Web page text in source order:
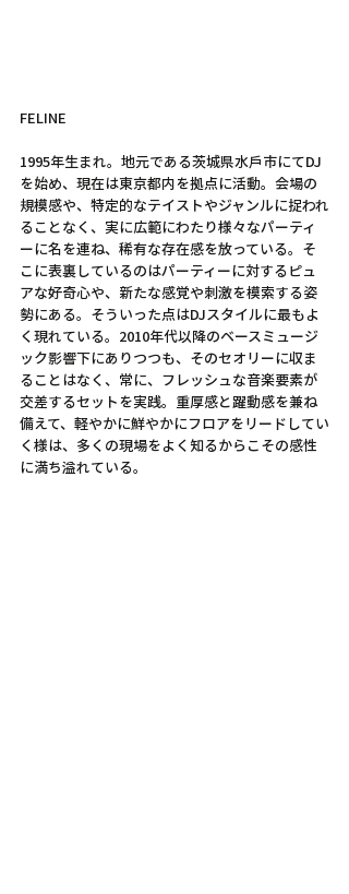
FELINE
1995年生まれ。地元である茨城県水戶市にてDJ
を始め、現在は東京都内を拠点に活動。会場の
規模感や、特定的なテイストやジャンルに捉われ
ることなく、実に広範にわたり様々なパーティ
ーに名を連ね、稀有な存在感を放っている。そ
こに表裏しているのはパーティーに対するピュ
アな好奇心や、新たな感覚や刺激を模索する姿
勢にある。そういった点はDJスタイルに最もよ
く現れている。2010年代以降のベースミュージ
ック影響下にありつつも、そのセオリーに収ま
ることはなく、常に、フレッシュな音楽要素が
交差するセットを実践。重厚感と躍動感を兼ね
備えて、軽やかに鮮やかにフロアをリードしてい
く様は、多くの現場をよく知るからこその感性
に満ち溢れている。